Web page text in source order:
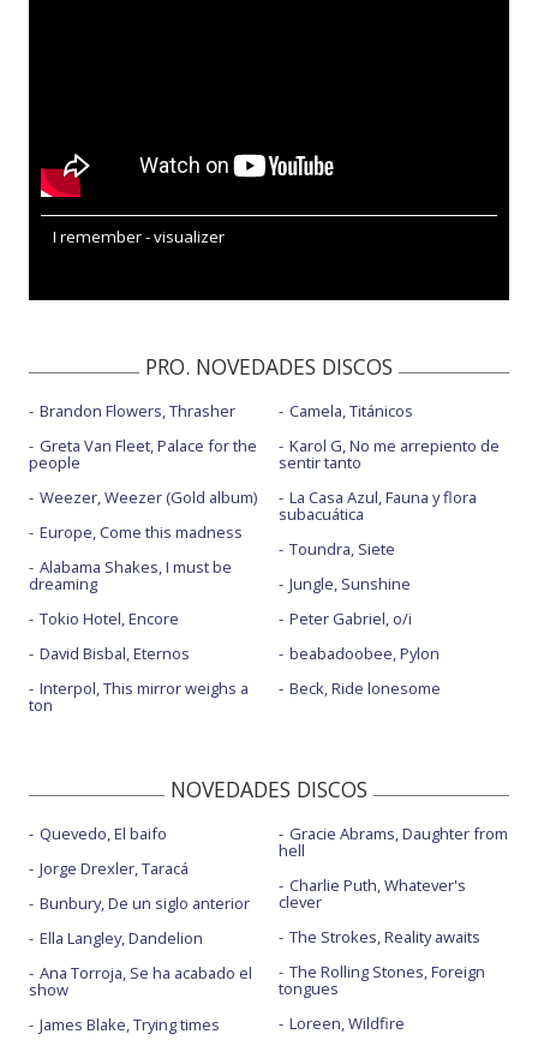
I remember - visualizer
PRO. NOVEDADES DISCOS
Brandon Flowers, Thrasher
Greta Van Fleet, Palace for the
people
Weezer, Weezer (Gold album)
Europe, Come this madness
Alabama Shakes, I must be
dreaming
Tokio Hotel, Encore
David Bisbal, Eternos
Interpol, This mirror weighs a
ton
Camela, Titánicos
Karol G, No me arrepiento de
sentir tanto
La Casa Azul, Fauna y flora
subacuática
Toundra, Siete
Jungle, Sunshine
Peter Gabriel, o/i
beabadoobee, Pylon
Beck, Ride lonesome
NOVEDADES DISCOS
Quevedo, El baifo
Jorge Drexler, Taracá
Bunbury, De un siglo anterior
Ella Langley, Dandelion
Ana Torroja, Se ha acabado el
show
James Blake, Trying times
Gracie Abrams, Daughter from
hell
Charlie Puth, Whatever's
clever
The Strokes, Reality awaits
The Rolling Stones, Foreign
tongues
Loreen, Wildfire